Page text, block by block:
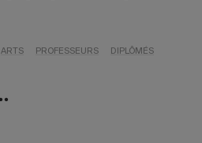
ARTS PROFESSEURS
DIPLÔMÉS